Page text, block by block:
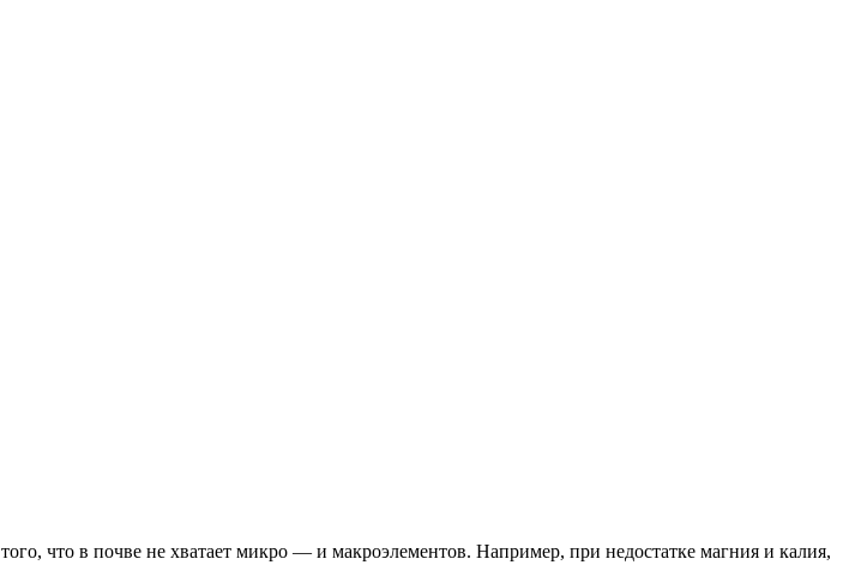
что в почве не хватает микро — и макроэлементов. Например, при недостатке магния и калия,